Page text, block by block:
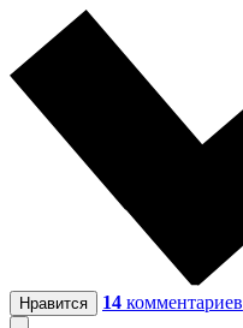
Нравится 14 комментариев